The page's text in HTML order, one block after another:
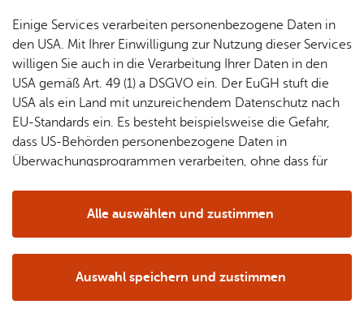
Ämter
A–Z
Diens
t­leis­
tun­gen
A–Z
For­
fent­li­
che
Be­
kannt­
ma­
chun­
& TV
Pres­se
Bil­
dung
& Be­
treu­
ung
Potz­
be­
treu­
ung
Schu­
len
Bau­
stel­len
& Um­
lei­tun­
Um­
welt &
Kli­ma­
Sa­nie­
ren &
bi­li­en
Stadt­
Fa­mi­lie
& Kin­
der
Se­nio­
ren
Woh­
nen
re­frei
Pfle­ge
& Un­
ter­stüt­
zung
Span­nen­de Aus­sich­ten
Einige Services verarbeiten personenbezogene Daten in
den USA. Mit Ihrer Einwilligung zur Nutzung dieser Services
willigen Sie auch in die Verarbeitung Ihrer Daten in den
USA gemäß Art. 49 (1) a DSGVO ein. Der EuGH stuft die
USA als ein Land mit unzureichendem Datenschutz nach
EU-Standards ein. Es besteht beispielsweise die Gefahr,
dass US-Behörden personenbezogene Daten in
Überwachungsprogrammen verarbeiten, ohne dass für
Auswahl speichern und zustimmen
Alle auswählen und zustimmen